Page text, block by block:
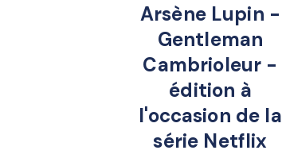
Arsène Lupin -
Gentleman
Cambrioleur -
édition à
l'occasion de la
série Netflix